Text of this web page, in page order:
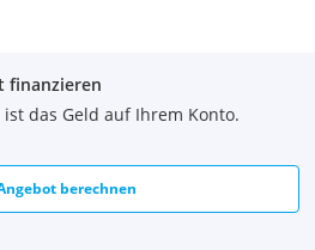
finanzieren
das Geld auf Ihrem Konto.
berechnen